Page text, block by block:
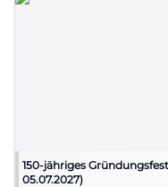
150-jähriges
05.07.2027)